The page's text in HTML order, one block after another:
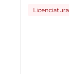
Licenciatura